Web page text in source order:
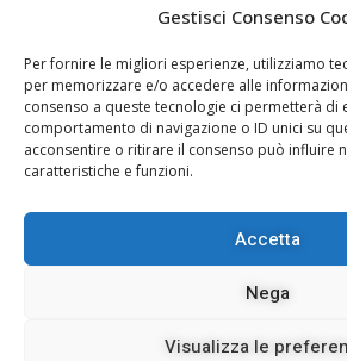
Gestisci Consenso
Per fornire le migliori esperienze, utilizziamo
per memorizzare e/o accedere alle
consenso a queste tecnologie ci permetterà di
comportamento di navigazione o ID unici su
acconsentire o ritirare il consenso può influire
caratteristiche e funzioni.
Accetta
Nega
Visualizza le
PRIVACY E COOKIE
Privacy Policy
Cookie Policy
Editoriale Indip Srl – P.IVA 03962150920 –
responsabile: Pablo Sole ISSN